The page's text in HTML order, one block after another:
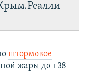
штормовое
жары до +38